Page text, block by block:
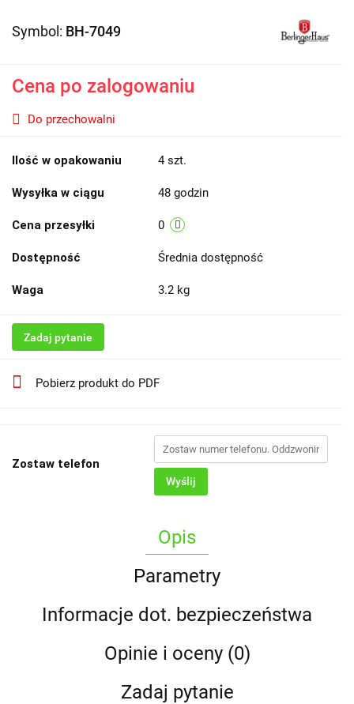
Symbol: BH-7049
Cena po zalogowaniu
Do przechowalni
Ilość w opakowaniu 4 szt.
Wysyłka w ciągu 48 godzin
Cena przesyłki 0
Dostępność Średnia dostępność
Waga 3.2 kg
Zadaj pytanie
Pobierz produkt do PDF
Zostaw telefon
Wyślij
Opis
Parametry
Informacje dot. bezpieczeństwa
Opinie i oceny (0)
Zadaj pytanie